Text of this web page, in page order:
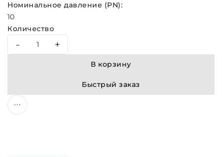
Номинальное давление (PN):
10
Количество
- +
В корзину
Быстрый заказ